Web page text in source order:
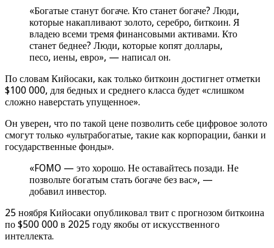
«Богатые станут богаче. Кто станет богаче? Люди,
которые накапливают золото, серебро, биткоин. Я
владею всеми тремя финансовыми активами. Кто
станет беднее? Люди, которые копят доллары,
песо, иены, евро», — написал он.
По словам Кийосаки, как только биткоин достигнет отметки
$100 000, для бедных и среднего класса будет «слишком
сложно наверстать упущенное».
Он уверен, что по такой цене позволить себе цифровое золото
смогут только «ультрабогатые, такие как корпорации, банки и
государственные фонды».
«FOMO — это хорошо. Не оставайтесь позади. Не
позвольте богатым стать богаче без вас», —
добавил инвестор.
25 ноября Кийосаки опубликовал твит с прогнозом биткоина
по $500 000 в 2025 году якобы от искусственного
интеллекта.